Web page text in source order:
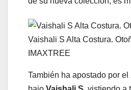
Vaishali S Alta Costura.
IMAXTREE
También ha apostado por el